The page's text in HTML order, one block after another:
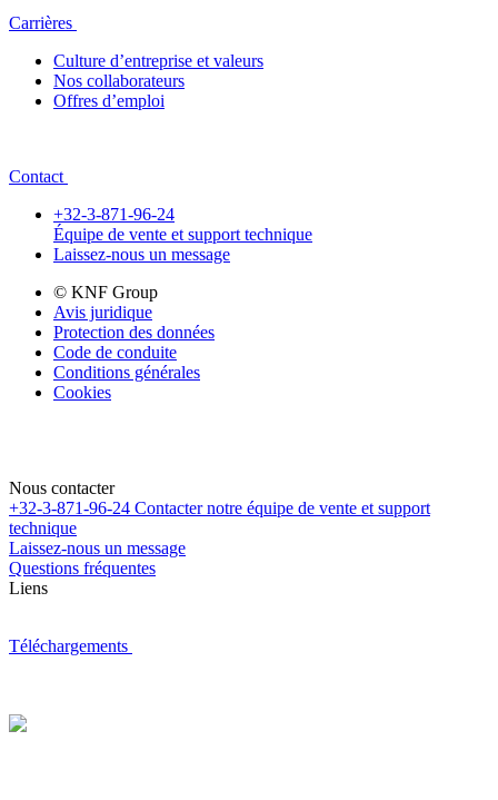
Carrières
Culture d’entreprise et valeurs
Nos collaborateurs
Offres d’emploi
Contact
+32-3-871-96-24
Équipe de vente et support technique
Laissez-nous un message
© KNF Group
Avis juridique
Protection des données
Code de conduite
Conditions générales
Cookies
Nous contacter
+32-3-871-96-24 Contacter notre équipe de vente et support
technique
Laissez-nous un message
Questions fréquentes
Liens
Téléchargements